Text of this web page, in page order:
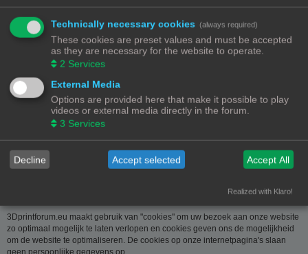
(www.privacycommission.be
- Drukpersstraat 35 te 1000 Brussel). Meer
informatie over de manier waarop 3DPrintforum.eu omgaat met uw gegevens
vindt u in het algemeen beleid inzake gegevensbescherming. Door de
toegang tot en het gebruik van de website verklaart u zich uitdrukkelijk akkoord
met de volgende algemene voorwaarden:
Aansprakelijkheid
De op deze website beschikbaar gestelde informatie is met de grootste zorg
samengesteld. Uiteraard is deze informatie richtinggevend en door de
beknoptheid niet altijd volledig. Voor verdere en concrete uitleg kan u met
welke vorm dan ook die voortvloeit uit het gebruik van de aangeboden
informatie.
3Dprintforum.eu maakt gebruik van "cookies" om uw bezoek aan onze website
zo optimaal mogelijk te laten verlopen en cookies geven ons de mogelijkheid
om de website te optimaliseren. De cookies op onze internetpagina's slaan
geen persoonlijke gegevens op.
Technically necessary cookies (always required)
These cookies are preset values and must be accepted
as they are necessary for the website to operate.
2 Services
External Media
Options are provided here that make it possible to play
videos or external media directly in the forum.
3 Services
Decline Accept selected Accept All
Realized with Klaro!